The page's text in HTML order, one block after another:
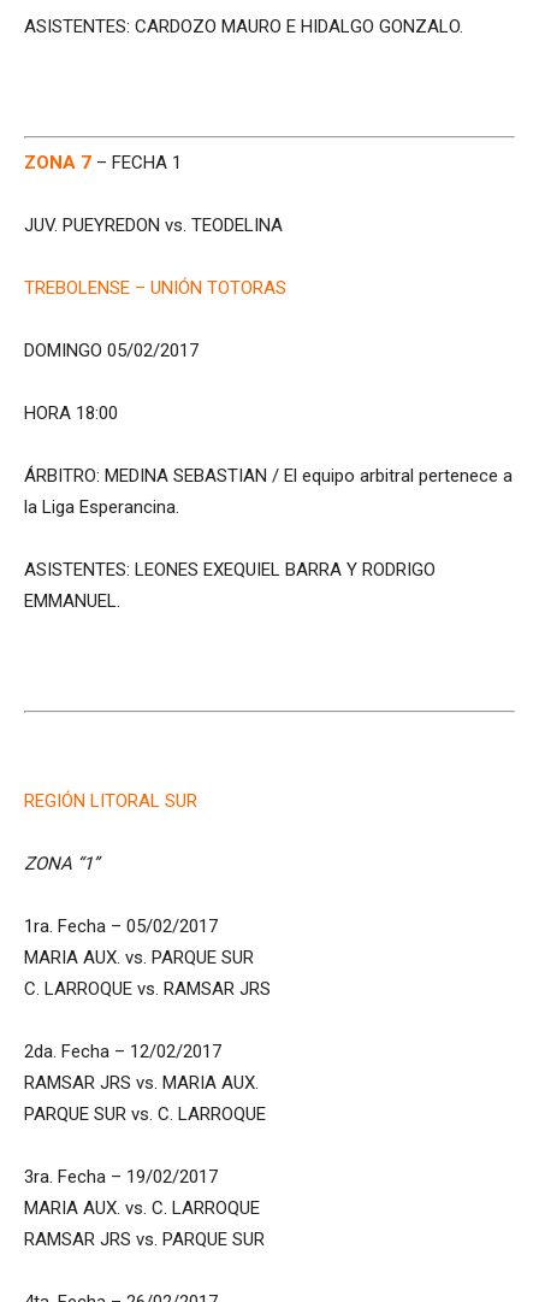
ASISTENTES: CARDOZO MAURO E HIDALGO GONZALO.
ZONA 7 – FECHA 1
JUV. PUEYREDON vs. TEODELINA
TREBOLENSE – UNIÓN TOTORAS
DOMINGO 05/02/2017
HORA 18:00
ÁRBITRO: MEDINA SEBASTIAN / El equipo arbitral pertenece a
la Liga Esperancina.
ASISTENTES: LEONES EXEQUIEL BARRA Y RODRIGO
EMMANUEL.
REGIÓN LITORAL SUR
ZONA “1”
1ra. Fecha – 05/02/2017
MARIA AUX. vs. PARQUE SUR
C. LARROQUE vs. RAMSAR JRS
2da. Fecha – 12/02/2017
RAMSAR JRS vs. MARIA AUX.
PARQUE SUR vs. C. LARROQUE
3ra. Fecha – 19/02/2017
MARIA AUX. vs. C. LARROQUE
RAMSAR JRS vs. PARQUE SUR